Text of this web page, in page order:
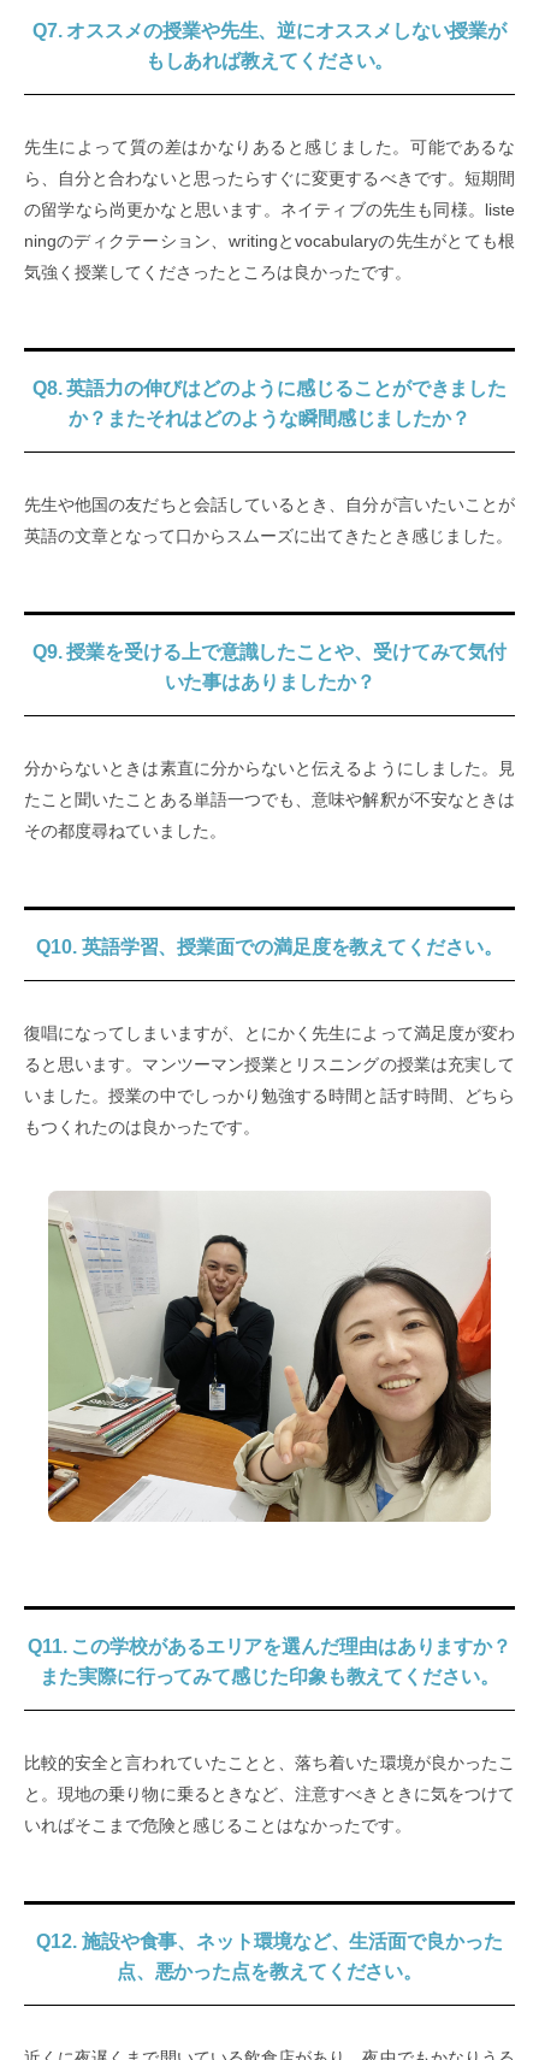
Q7. オススメの授業や先生、逆にオススメしない授業が
もしあれば教えてください。
先生によって質の差はかなりあると感じました。可能であるな
ら、自分と合わないと思ったらすぐに変更するべきです。短期間
の留学なら尚更かなと思います。ネイティブの先生も同様。liste
ningのディクテーション、writingとvocabularyの先生がとても根
気強く授業してくださったところは良かったです。
Q8. 英語力の伸びはどのように感じることができました
か？またそれはどのような瞬間感じましたか？
先生や他国の友だちと会話しているとき、自分が言いたいことが
英語の文章となって口からスムーズに出てきたとき感じました。
Q9. 授業を受ける上で意識したことや、受けてみて気付
いた事はありましたか？
分からないときは素直に分からないと伝えるようにしました。見
たこと聞いたことある単語一つでも、意味や解釈が不安なときは
その都度尋ねていました。
Q10. 英語学習、授業面での満足度を教えてください。
復唱になってしまいますが、とにかく先生によって満足度が変わ
ると思います。マンツーマン授業とリスニングの授業は充実して
いました。授業の中でしっかり勉強する時間と話す時間、どちら
もつくれたのは良かったです。
Q11. この学校があるエリアを選んだ理由はありますか？
また実際に行ってみて感じた印象も教えてください。
比較的安全と言われていたことと、落ち着いた環境が良かったこ
と。現地の乗り物に乗るときなど、注意すべきときに気をつけて
いればそこまで危険と感じることはなかったです。
Q12. 施設や食事、ネット環境など、生活面で良かった
点、悪かった点を教えてください。